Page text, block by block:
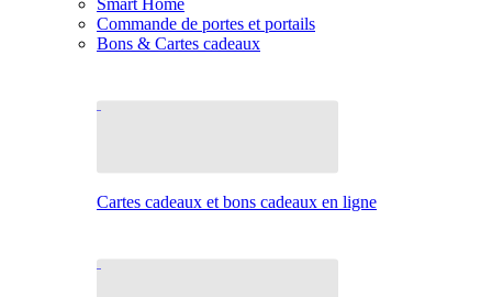
Smart Home
Commande de portes et portails
Bons & Cartes cadeaux
Cartes cadeaux et bons cadeaux en ligne